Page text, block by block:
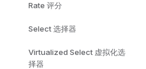
Rate 评分
Select 选择器
Virtualized Select 虚拟化选
择器